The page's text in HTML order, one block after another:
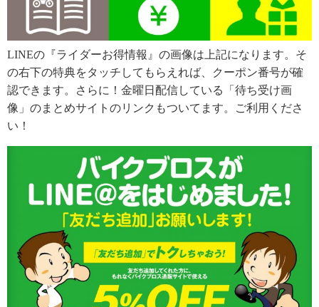
LINEの『ライダーお得情報』の画像は上記になります。そ
の右下の特典をタッチしてもらえれば、クーポン番号が確
認できます。さらに！金曜日配信している「待ち受け画
像」のまとめサイトのリンクもついてます。ご利用くださ
い！